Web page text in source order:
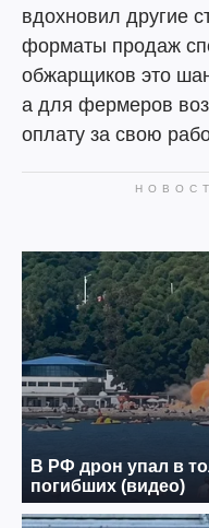
вдохновил другие
форматы продаж
обжарщиков это
а для фермеров
оплату за свою